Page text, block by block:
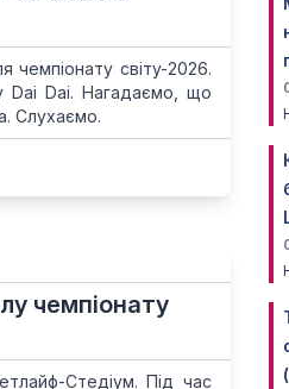
чемпіонату світу-2026.
Dai Dai. Нагадаємо, що
Слухаємо.
чемпіонату
Стедіум. Під час